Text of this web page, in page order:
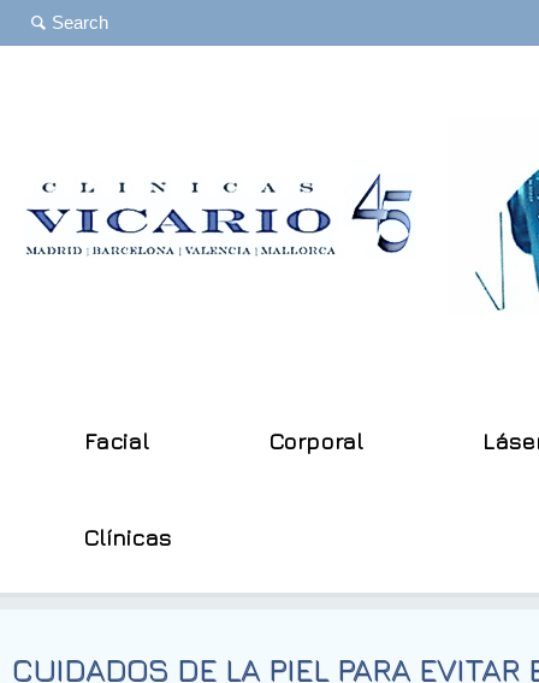
Facial Corporal
Clínicas
CUIDADOS DE LA PIEL PARA